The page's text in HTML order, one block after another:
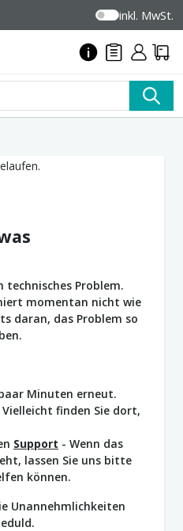
inkl. MwSt.
technisches Problem.
momentan nicht wie
daran, das Problem so
Minuten erneut.
Vielleicht finden Sie dort,
Support - Wenn das
lassen Sie uns bitte
können.
Unannehmlichkeiten